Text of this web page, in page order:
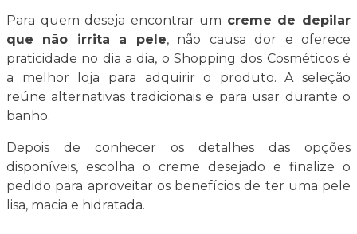
Para quem deseja encontrar um creme de depilar
que não irrita a pele, não causa dor e oferece
praticidade no dia a dia, o Shopping dos Cosméticos é
a melhor loja para adquirir o produto. A seleção
reúne alternativas tradicionais e para usar durante o
banho.
Depois de conhecer os detalhes das opções
disponíveis, escolha o creme desejado e finalize o
pedido para aproveitar os benefícios de ter uma pele
lisa, macia e hidratada.